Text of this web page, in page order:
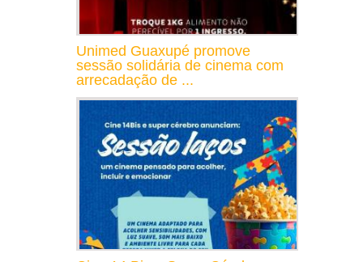
Unimed Guaxupé promove
sessão solidária de cinema com
arrecadação de ...